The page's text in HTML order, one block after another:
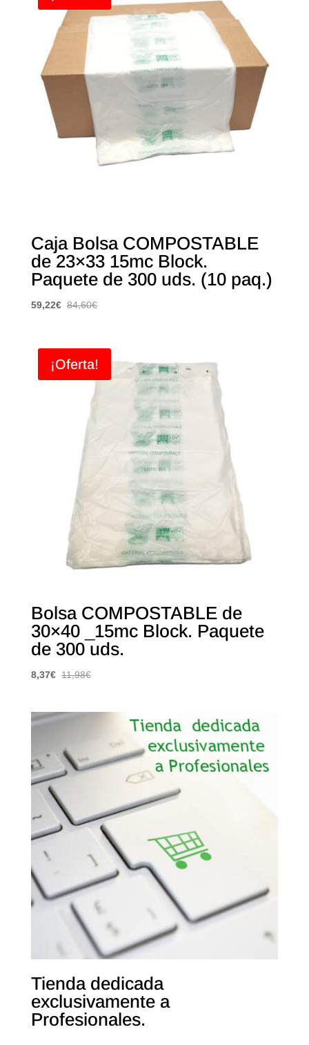
Caja Bolsa COMPOSTABLE
de 23×33 15mc Block.
Paquete de 300 uds. (10 paq.)
59,22€ 84,60€
¡Oferta!
Bolsa COMPOSTABLE de
30×40 _15mc Block. Paquete
de 300 uds.
8,37€ 11,98€
Tienda dedicada
exclusivamente a
Profesionales.